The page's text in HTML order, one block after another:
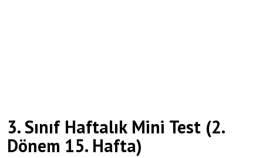
3. Sınıf Haftalık Mini Test (2.
Dönem 15. Hafta)